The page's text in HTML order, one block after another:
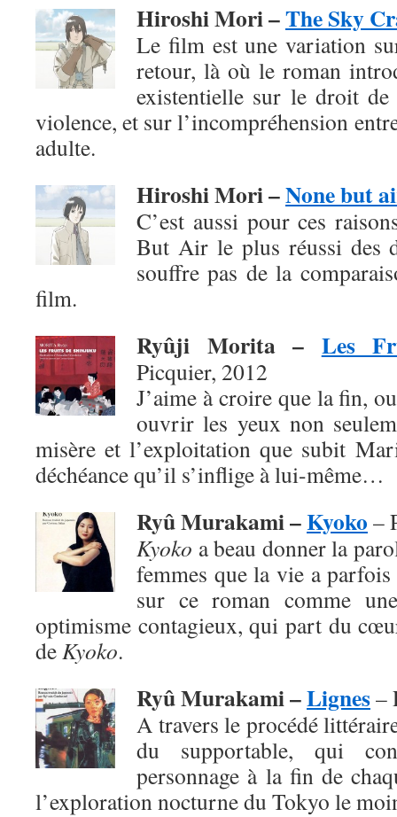
Hiroshi Mori –The Sky
Le film est une variation
retour, là où le roman
existentielle sur le droit
violence, et sur l’incompréhension
adulte.
Hiroshi Mori –None but
C’est aussi pour ces
But Air le plus réussi des
souffre pas de la
film.
Ryûji Morita – Les
Picquier, 2012
J’aime à croire que la fin,
ouvrir les yeux non
misère et l’exploitation que subit
déchéance qu’il s’inflige à lui-même…
Ryû Murakami –Kyoko –
Kyoko a beau donner la
femmes que la vie a
sur ce roman comme
optimisme contagieux, qui part du
deKyoko.
Ryû Murakami –Lignes–
A travers le procédé
du supportable, qui
personnage à la fin de
l’exploration nocturne du Tokyo le